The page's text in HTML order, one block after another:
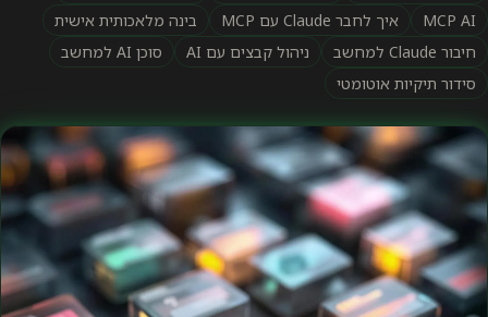
MCP AI
איך לחבר Claude עם MCP
בינה מלאכותית אישית
חיבור Claude למחשב
ניהול קבצים עם AI
סוכן AI למחשב
סידור תיקיות אוטומטי